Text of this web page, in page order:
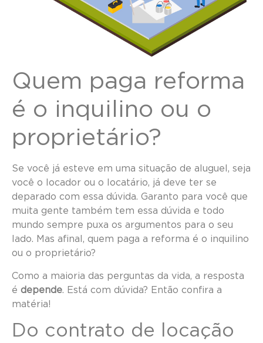
Quem paga reforma
é o inquilino ou o
proprietário?
Se você já esteve em uma situação de aluguel, seja
você o locador ou o locatário, já deve ter se
deparado com essa dúvida. Garanto para você que
muita gente também tem essa dúvida e todo
mundo sempre puxa os argumentos para o seu
lado. Mas afinal, quem paga a reforma é o inquilino
ou o proprietário?
Como a maioria das perguntas da vida, a resposta
é depende. Está com dúvida? Então confira a
matéria!
Do contrato de locação